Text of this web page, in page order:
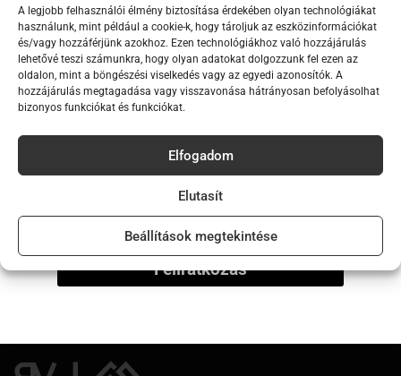
A legjobb felhasználói élmény biztosítása érdekében olyan technológiákat
használunk, mint például a cookie-k, hogy tároljuk az eszközinformációkat
és/vagy hozzáférjünk azokhoz. Ezen technológiákhoz való hozzájárulás
lehetővé teszi számunkra, hogy olyan adatokat dolgozzunk fel ezen az
oldalon, mint a böngészési viselkedés vagy az egyedi azonosítók. A
hozzájárulás megtagadása vagy visszavonása hátrányosan befolyásolhat
bizonyos funkciókat és funkciókat.
Elfogadom
Elutasít
Beállítások megtekintése
Személyes adatait a weboldalon szerzett
élményének támogatására, a fiókjához való
hozzáférés kezelésére, valamint azAdatkezelési
tájékoztató-ban ismertetett egyéb célokra
használjuk fel..
Iratkozz fel hírlevelünkre,
hogy elsők között értesülj új
kollekcióinkról!
Email
Feliratkozás